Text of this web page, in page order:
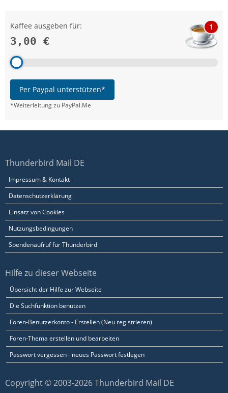
Kaffee ausgeben für:
3,00 €
1
Per Paypal unterstützen*
*Weiterleitung zu PayPal.Me
Thunderbird Mail DE
Impressum & Kontakt
Datenschutzerklärung
Einsatz von Cookies
Nutzungsbedingungen
Spendenaufruf für Thunderbird
Hilfe zu dieser Webseite
Übersicht der Hilfe zur Webseite
Die Suchfunktion benutzen
Foren-Benutzerkonto - Erstellen (Neu registrieren)
Foren-Thema erstellen und bearbeiten
Passwort vergessen - neues Passwort festlegen
Copyright © 2003-2026 Thunderbird Mail DE